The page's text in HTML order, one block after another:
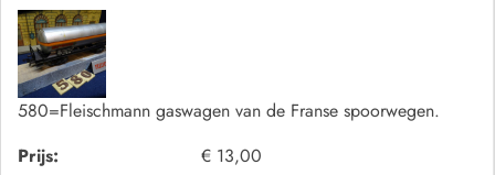
580=Fleischmann gaswagen van de Franse spoorwegen.
Prijs:
€ 13,00